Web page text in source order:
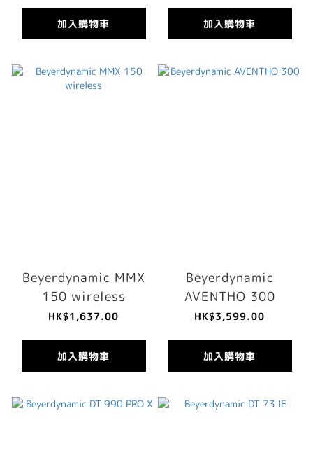
加入購物車 加入購物車
Beyerdynamic MMX
150 wireless
HK$1,637.00
加入購物車
Beyerdynamic
AVENTHO 300
HK$3,599.00
加入購物車